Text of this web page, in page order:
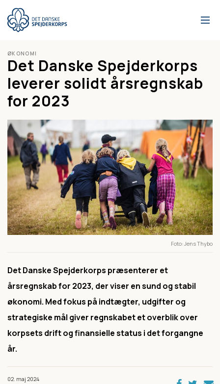
hovedindhold
ØKONOMI
Det Danske Spejderkorps
leverer solidt årsregnskab
for 2023
Foto Jens Thybo
Det Danske Spejderkorps præsenterer et
årsregnskab for 2023, der viser en sund og stabil
økonomi. Med fokus på indtægter, udgifter og
strategiske mål giver regnskabet et overblik over
korpsets drift og finansielle status i det forgangne
år.
02. maj 2024